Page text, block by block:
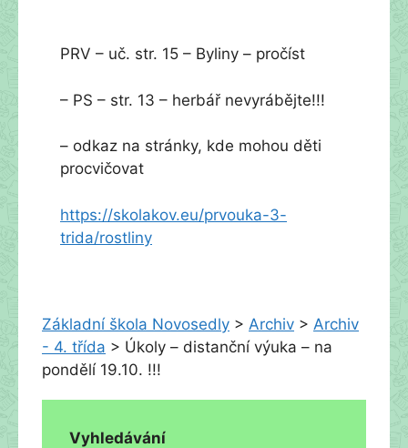
PRV – uč. str. 15 – Byliny – pročíst
– PS – str. 13 – herbář nevyrábějte!!!
– odkaz na stránky, kde mohou děti
procvičovat
https://skolakov.eu/prvouka-3-
trida/rostliny
Základní škola Novosedly > Archiv > Archiv
- 4. třída > Úkoly – distanční výuka – na
pondělí 19.10. !!!
Vyhledávání